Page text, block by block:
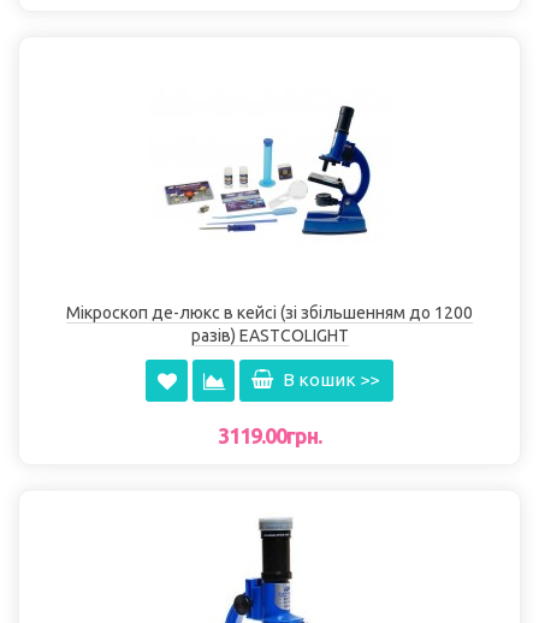
Мікроскоп де-люкс в кейсі (зі збільшенням до 1200
разів) EASTCOLІGHT
В кошик >>
3119.00грн.